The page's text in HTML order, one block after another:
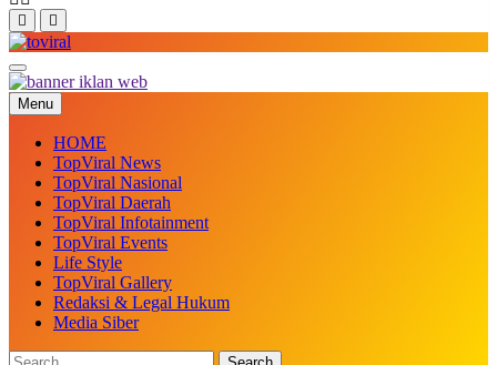
Top Viral
Menu
HOME
TopViral News
TopViral Nasional
TopViral Daerah
TopViral Infotainment
TopViral Events
Life Style
TopViral Gallery
Redaksi & Legal Hukum
Media Siber